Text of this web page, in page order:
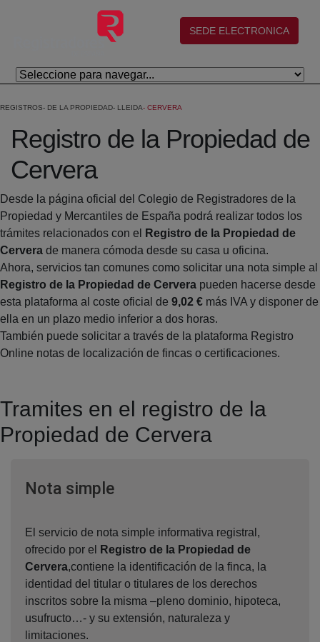
Skip to Main Content
(abre en nueva ventana)
SEDE ELECTRONICA
REGISTROS DE LA PROPIEDAD LLEIDA CERVERA
Registro de la Propiedad de
Cervera
Desde la página oficial del Colegio de Registradores de la
Propiedad y Mercantiles de España podrá realizar todos los
trámites relacionados con el
Registro de la Propiedad de
Cervera de manera cómoda desde su casa u oficina.
Ahora, servicios tan comunes como solicitar una nota simple al
Registro de la Propiedad de Cervera pueden hacerse desde
esta plataforma al coste oficial de 9,02 € más IVA y disponer de
ella en un plazo medio inferior a dos horas.
También puede solicitar a través de la plataforma Registro
Online notas de localización de fincas o certificaciones.
Tramites en el registro de la
Propiedad de Cervera
Nota simpleVentana nueva
El servicio de nota simple informativa registral,
ofrecido por el
Registro de la Propiedad de
Cervera,contiene la identificación de la finca, la
identidad del titular o titulares de los derechos
inscritos sobre la misma –pleno dominio, hipoteca,
usufructo…- y su extensión, naturaleza y
limitaciones.